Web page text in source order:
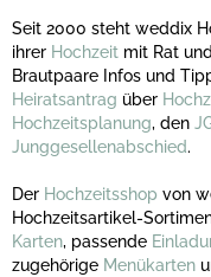
Seit 2000 steht weddix
ihrer Hochzeit mit Rat
Brautpaare Infos und
Heiratsantrag über
Hochzeitsplanung, den
Junggesellenabschied.
Der Hochzeitsshop von
Hochzeitsartikel-
Karten, passende
zugehörige Menükarten